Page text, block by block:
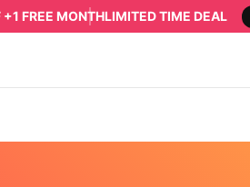
FREE MONTHLIMITED TIME DEAL